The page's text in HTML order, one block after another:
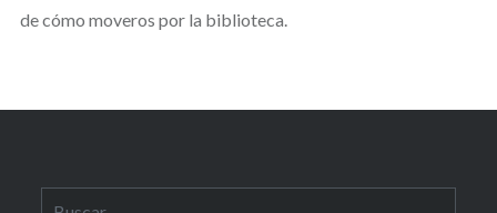
de cómo moveros por la biblioteca.